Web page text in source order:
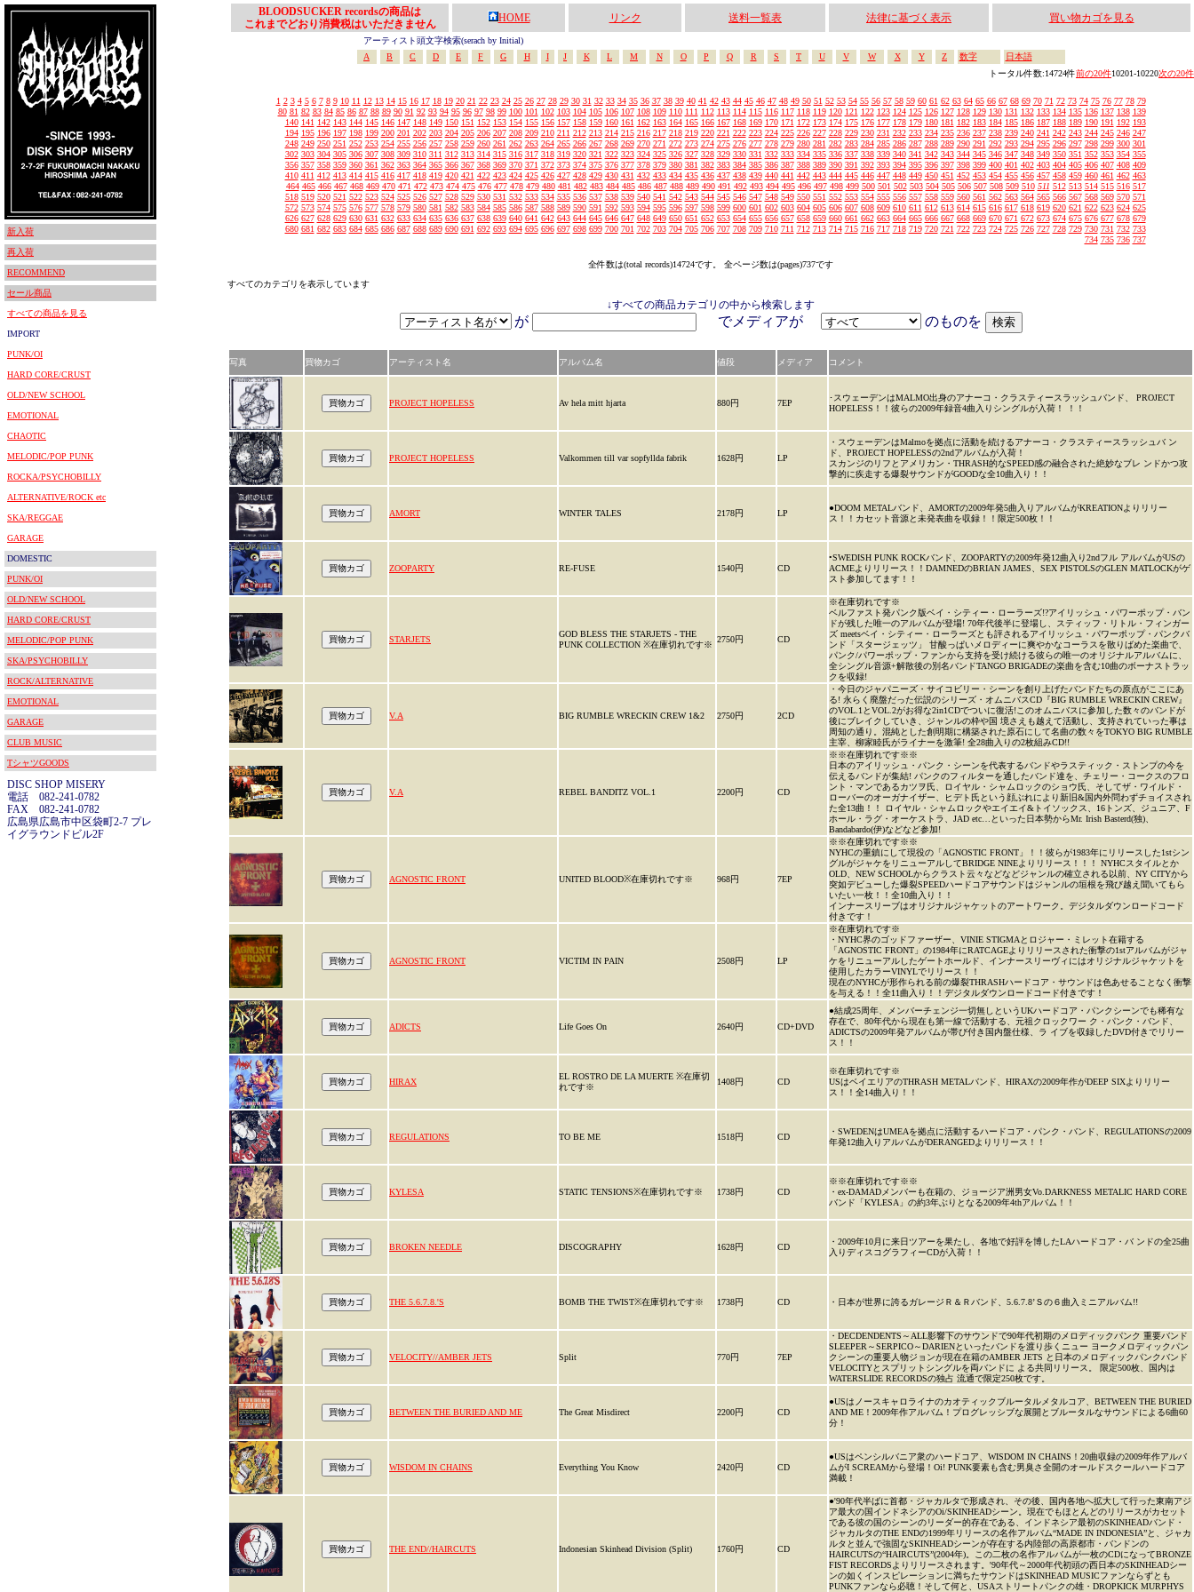
新入荷
再入荷
RECOMMEND
セール商品
すべての商品を見る
IMPORT
PUNK/OI
HARD CORE/CRUST
OLD/NEW SCHOOL
EMOTIONAL
CHAOTIC
MELODIC/POP PUNK
ROCKA/PSYCHOBILLY
ALTERNATIVE/ROCK etc
SKA/REGGAE
GARAGE
DOMESTIC
PUNK/OI
OLD/NEW SCHOOL
HARD CORE/CRUST
MELODIC/POP PUNK
SKA/PSYCHOBILLY
ROCK/ALTERNATIVE
EMOTIONAL
GARAGE
CLUB MUSIC
TシャツGOODS
DISC SHOP MISERY
電話 082-241-0782
FAX 082-241-0782
広島県広島市中区袋町2-7 プレ
イグラウンドビル2F
BLOODSUCKER recordsの商品は
これまでどおり消費税はいただきません
HOME リンク 送料一覧表 法律に基づく表示 買い物カゴを見る
アーティスト頭文字検索(serach by Initial)
A
B C D E F G H I J K L M N O P Q R S T U V W X Y Z 数字
日本語
トータル件数:14724件前の20件10201-10220次の20件
1 2 3 4 5 6 7 8 9 10 11 12 13 14 15 16 17 18 19 20 21 22 23 24 25 26 27 28 29 30 31 32 33 34 35 36 37 38 39 40 41 42 43 44 45 46 47 48 49 50 51 52 53 54 55 56 57 58 59 60 61 62 63 64 65 66 67 68 69 70 71 72 73 74 75 76 77 78 79
80 81 82 83 84 85 86 87 88 89 90 91 92 93 94 95 96 97 98 99 100 101 102 103 104 105 106 107 108 109 110 111 112 113 114 115 116 117 118 119 120 121 122 123 124 125 126 127 128 129 130 131 132 133 134 135 136 137 138 139
140 141 142 143 144 145 146 147 148 149 150 151 152 153 154 155 156 157 158 159 160 161 162 163 164 165 166 167 168 169 170 171 172 173 174 175 176 177 178 179 180 181 182 183 184 185 186 187 188 189 190 191 192 193
194 195 196 197 198 199 200 201 202 203 204 205 206 207 208 209 210 211 212 213 214 215 216 217 218 219 220 221 222 223 224 225 226 227 228 229 230 231 232 233 234 235 236 237 238 239 240 241 242 243 244 245 246 247
248 249 250 251 252 253 254 255 256 257 258 259 260 261 262 263 264 265 266 267 268 269 270 271 272 273 274 275 276 277 278 279 280 281 282 283 284 285 286 287 288 289 290 291 292 293 294 295 296 297 298 299 300 301
302 303 304 305 306 307 308 309 310 311 312 313 314 315 316 317 318 319 320 321 322 323 324 325 326 327 328 329 330 331 332 333 334 335 336 337 338 339 340 341 342 343 344 345 346 347 348 349 350 351 352 353 354 355
356 357 358 359 360 361 362 363 364 365 366 367 368 369 370 371 372 373 374 375 376 377 378 379 380 381 382 383 384 385 386 387 388 389 390 391 392 393 394 395 396 397 398 399 400 401 402 403 404 405 406 407 408 409
410 411 412 413 414 415 416 417 418 419 420 421 422 423 424 425 426 427 428 429 430 431 432 433 434 435 436 437 438 439 440 441 442 443 444 445 446 447 448 449 450 451 452 453 454 455 456 457 458 459 460 461 462 463
464 465 466 467 468 469 470 471 472 473 474 475 476 477 478 479 480 481 482 483 484 485 486 487 488 489 490 491 492 493 494 495 496 497 498 499 500 501 502 503 504 505 506 507 508 509 510 511 512 513 514 515 516 517
518 519 520 521 522 523 524 525 526 527 528 529 530 531 532 533 534 535 536 537 538 539 540 541 542 543 544 545 546 547 548 549 550 551 552 553 554 555 556 557 558 559 560 561 562 563 564 565 566 567 568 569 570 571
572 573 574 575 576 577 578 579 580 581 582 583 584 585 586 587 588 589 590 591 592 593 594 595 596 597 598 599 600 601 602 603 604 605 606 607 608 609 610 611 612 613 614 615 616 617 618 619 620 621 622 623 624 625
626 627 628 629 630 631 632 633 634 635 636 637 638 639 640 641 642 643 644 645 646 647 648 649 650 651 652 653 654 655 656 657 658 659 660 661 662 663 664 665 666 667 668 669 670 671 672 673 674 675 676 677 678 679
680 681 682 683 684 685 686 687 688 689 690 691 692 693 694 695 696 697 698 699 700 701 702 703 704 705 706 707 708 709 710 711 712 713 714 715 716 717 718 719 720 721 722 723 724 725 726 727 728 729 730 731 732 733
734 735 736 737
全件数は(total records)14724です。 全ページ数は(pages)737です
すべてのカテゴリを表示しています
↓すべての商品カテゴリの中から検索します
が でメディアが のものを
写真 買物カゴ アーティスト名 アルバム名 値段 メディア コメント
PROJECT HOPELESS Av hela mitt hjarta 880円 7EP
･スウェーデンはMALMO出身のアナーコ・クラスティースラッシュバンド、 PROJECT
HOPELESS！！彼らの2009年録音4曲入りシングルが入荷！ ！！
PROJECT HOPELESS Valkommen till var sopfyllda fabrik 1628円 LP
・スウェーデンはMalmoを拠点に活動を続けるアナーコ・クラスティースラッシュバ ン
ド、PROJECT HOPELESSの2ndアルバムが入荷！
スカンジのリフとアメリカン・THRASH的なSPEED感の融合された絶妙なブレ ンドかつ攻
撃的に疾走する爆裂サウンドがGOODな全10曲入り！！
AMORT WINTER TALES 2178円 LP
●DOOM METALバンド、AMORTの2009年発5曲入りアルバムがKREATIONよりリリー
ス！！カセット音源と未発表曲を収録！！限定500枚！！
ZOOPARTY RE-FUSE 1540円 CD
•SWEDISH PUNK ROCKバンド、ZOOPARTYの2009年発12曲入り2ndフル アルバムがUSの
ACMEよりリリース！！DAMNEDのBRIAN JAMES、SEX PISTOLSのGLEN MATLOCKがゲ
スト参加してます！！
STARJETS
GOD BLESS THE STARJETS - THE
PUNK COLLECTION ※在庫切れです※
2750円 CD
※在庫切れです※
ベルファスト発パンク版ベイ・シティー・ローラーズ!?アイリッシュ・パワーポップ・バン
ドが残した唯一のアルバムが登場! 70年代後半に登場し、スティッフ・リトル・フィンガー
ズ meetsベイ・シティー・ローラーズとも評されるアイリッシュ・パワーポップ・パンクバ
ンド「スタージェッツ」 甘酸っぱいメロディーに爽やかなコーラスを散りばめた楽曲で、
パンク/パワーポップ・ファンから支持を受け続ける彼らの唯一のオリジナルアルバムに、
全シングル音源+解散後の別名バンドTANGO BRIGADEの楽曲を含む10曲のボーナストラッ
クを収録!
V.A BIG RUMBLE WRECKIN CREW 1&2 2750円 2CD
・今日のジャパニーズ・サイコビリー・シーンを創り上げたバンドたちの原点がここにあ
る! 永らく廃盤だった伝説のシリーズ・オムニバスCD『BIG RUMBLE WRECKIN CREW』
のVOL.1とVOL.2がお得な2in1CDでついに復活!このオムニバスに参加した数々のバンドが
後にブレイクしていき、ジャンルの枠や国 境さえも越えて活動し、支持されていった事は
周知の通り。混純とした創明期に構築された原石にして名曲の数々をTOKYO BIG RUMBLE
主宰、柳家睦氏がライナーを激筆! 全28曲入りの2枚組みCD!!
V.A REBEL BANDITZ VOL.1 2200円 CD
※※在庫切れです※※
日本のアイリッシュ・パンク・シーンを代表するバンドやラスティック・ストンプの今を
伝えるバンドが集結! パンクのフィルターを通したバンド達を、チェリー・コークスのフロ
ント・マンであるカツヲ氏、ロイヤル・シャムロックのショウ氏、そしてザ・ワイルド・
ローバーのオーガナイザー、ヒデト氏という顔ぶれにより新旧&国内外問わずチョイスされ
た全13曲！！ ロイヤル・シャムロックやエイエイ&トイソックス、16トンズ、ジュニア、F
ホール・ラグ・オーケストラ、JAD etc…といった日本勢からMr. Irish Basterd(独)、
Bandabardo(伊)などなど参加!
AGNOSTIC FRONT UNITED BLOOD※在庫切れです※ 968円 7EP
※※在庫切れです※※
NYHCの重鎮にして現役の「AGNOSTIC FRONT」！！彼らが1983年にリリースした1stシン
グルがジャケをリニューアルしてBRIDGE NINEよりリリース！！！ NYHCスタイルとか
OLD、NEW SCHOOLからクラスト云々などなどジャンルの確立される以前、NY CITYから
突如デビューした爆裂SPEEDハードコアサウンドはジャンルの垣根を飛び越え聞いてもら
いたい一枚！！全10曲入り！！
インナースリーブはオリジナルジャケットのアートワーク。デジタルダウンロードコード
付きです！
AGNOSTIC FRONT VICTIM IN PAIN 2508円 LP
※在庫切れです※
・NYHC界のゴッドファーザー、VINIE STIGMAとロジャー・ミレット在籍する
「AGNOSTIC FRONT」の1984年にRATCAGEよりリリースされた衝撃の1stアルバムがジャ
ケをリニューアルしたゲートホールド、インナースリーヴィにはオリジナルジャケットを
使用したカラーVINYLでリリース！！
現在のNYHCが形作られる前の爆裂THRASHハードコア・サウンドは色あせることなく衝撃
を与える！！全11曲入り！！デジタルダウンロードコード付きです！
ADICTS Life Goes On 2640円 CD+DVD
●結成25周年、メンバーチェンジ一切無しというUKハードコア・パンクシーンでも稀有な
存在で、80年代から現在も第一線で活動する、元祖クロックワー ク・パンク・バンド、
ADICTSの2009年発アルバムが帯び付き国内盤仕様、ラ イブを収録したDVD付きでリリー
ス！！
HIRAX
EL ROSTRO DE LA MUERTE ※在庫切
れです※
1408円 CD
※在庫切れです※
USはベイエリアのTHRASH METALバンド、HIRAXの2009年作がDEEP SIXよりリリー
ス！！全14曲入り！！
REGULATIONS TO BE ME 1518円 CD
・SWEDENはUMEAを拠点に活動するハードコア・パンク・バンド、REGULATIONSの2009
年発12曲入りアルバムがDERANGEDよりリリース！！
KYLESA STATIC TENSIONS※在庫切れです※ 1738円 CD
※※在庫切れです※※
・ex-DAMADメンバーも在籍の、ジョージア洲男女Vo.DARKNESS METALIC HARD CORE
バンド「KYLESA」の約3年ぶりとなる2009年4thアルバム！！
BROKEN NEEDLE DISCOGRAPHY 1628円 CD
・2009年10月に来日ツアーを果たし、各地で好評を博したLAハードコア・バ ンドの全25曲
入りディスコグラフィーCDが入荷！！
THE 5.6.7.8.'S BOMB THE TWIST※在庫切れです※ 1738円 CD ・日本が世界に誇るガレージＲ＆Ｒバンド、5.6.7.8’Ｓの６曲入ミニアルバム!!
VELOCITY//AMBER JETS Split 770円 7EP
・DECDENDENTS～ALL影響下のサウンドで90年代初期のメロディックパンク 重要バンド
SLEEPER～SERPICO～DARIENといったバンドを渡り歩くニュー ヨークメロディックパン
クシーンの重要人物ジョンが現在在籍のAMBER JETS と日本のメロディックパンクバンド
VELOCITYとスプリットシングルを両バンドに よる共同リリース。 限定500枚、国内は
WATERSLIDE RECORDSの独占 流通で限定250枚です。
BETWEEN THE BURIED AND ME The Great Misdirect 2200円 CD
●USはノースキャロライナのカオティックブルータルメタルコア、BETWEEN THE BURIED
AND ME！2009年作アルバム！プログレッシブな展開とブルータルなサウンドによる6曲60
分！
WISDOM IN CHAINS Everything You Know 2420円 CD
●USはペンシルバニア衆のハードコア、WISDOM IN CHAINS！20曲収録の2009年作アルバ
ムがI SCREAMから登場！Oi! PUNK要素も含む男臭さ全開のオールドスクールハードコア
満載！
THE END//HAIRCUTS Indonesian Skinhead Division (Split) 1760円 CD
●'90年代半ばに首都・ジャカルタで形成され、その後、国内各地へ拡大して行った東南アジ
ア最大の国インドネシアのOi/SKINHEADシーン。現在でもほとんどのリリースがカセット
である彼の国のシーンのリーダー的存在である、インドネシア最初のSKINHEADバンド・
ジャカルタのTHE ENDの1999年リリースの名作アルバム“MADE IN INDONESIA”と、ジャカ
ルタと並んで強固なSKINHEADシーンが存在する内陸部の高原都市・バンドンの
HAIRCUTSの“HAIRCUTS”(2004年)。この二枚の名作アルバムが一枚のCDになってBRONZE
FIST RECORDSよりリリースされます。'90年代～2000年代初頭の西日本のSKINHEADシー
ンの如くインスピレーションに満ちたサウンドはSKINHEAD MUSICファンならずとも
PUNKファンなら必聴！そして何と、USAストリートパンクの雄・DROPKICK MURPHYS